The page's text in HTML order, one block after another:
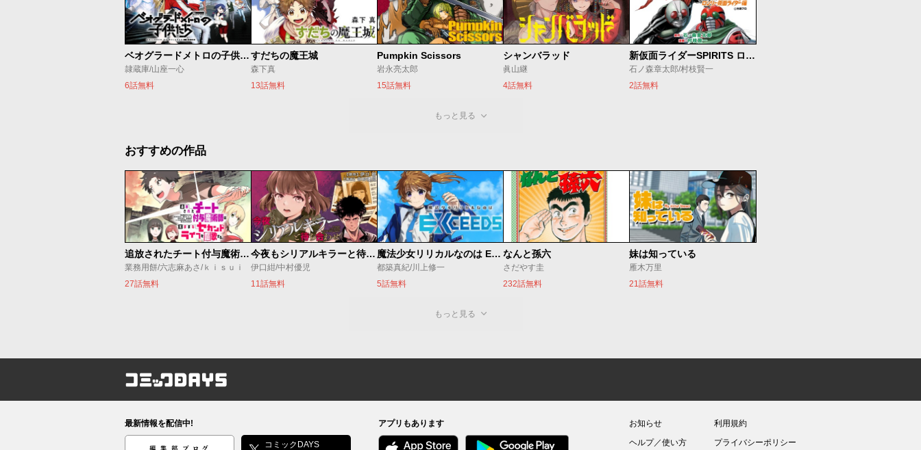
ベオグラードメトロの子供たち
隷蔵庫/山座一心
6話無料
すだちの魔王城
森下真
13話無料
Pumpkin Scissors
岩永亮太郎
15話無料
シャンバラッド
眞山継
4話無料
新仮面ライダーSPIRITS ロンリー仮面ライダー編
石ノ森章太郎/村枝賢一
2話無料
もっと見る
おすすめの作品
追放されたチート付与魔術師は気ままなセカンドライフを謳歌する。 ～俺は武器だけじゃなく、あらゆるものに『強化ポイント』を付与できるし、俺の意思でいつでも効果を解除できるけど、残った人たち大丈夫？～
業務用餅/六志麻あさ/ｋｉｓｕｉ
27話無料
今夜もシリアルキラーと待ち合わせ
伊口紺/中村優児
11話無料
魔法少女リリカルなのは EXCEEDS
都築真紀/川上修一
5話無料
なんと孫六
さだやす圭
232話無料
妹は知っている
雁木万里
21話無料
もっと見る
コミックDAYS
最新情報を配信中!
編集部ブログ コミックDAYS
アプリもあります
お知らせ
ヘルプ／使い方
利用規約
プライバシーポリシー